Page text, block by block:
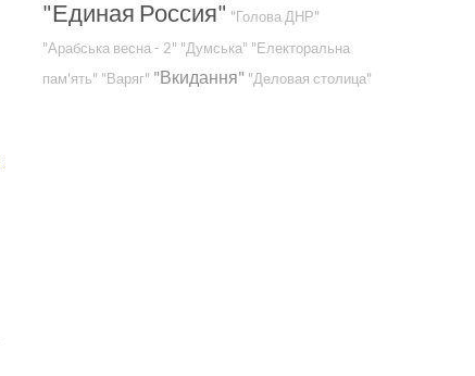
"Единая Россия" "Голова ДНР"
"Арабська весна - 2" "Думська" "Електоральна
пам'ять" "Варяг" "Вкидання" "Деловая столица"